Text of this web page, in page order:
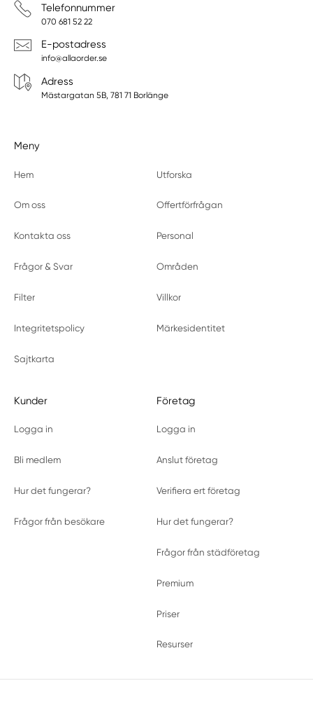
Telefonnummer
070 681 52 22
E-postadress
info@allaorder.se
Adress
Mästargatan 5B, 781 71 Borlänge
Meny
Hem Utforska
Om oss Offertförfrågan
Kontakta oss Personal
Frågor & Svar Områden
Filter Villkor
Integritetspolicy Märkesidentitet
Sajtkarta
Kunder
Logga in
Bli medlem
Hur det fungerar?
Frågor från besökare
Företag
Logga in
Anslut företag
Verifiera ert företag
Hur det fungerar?
Frågor från städföretag
Premium
Priser
Resurser